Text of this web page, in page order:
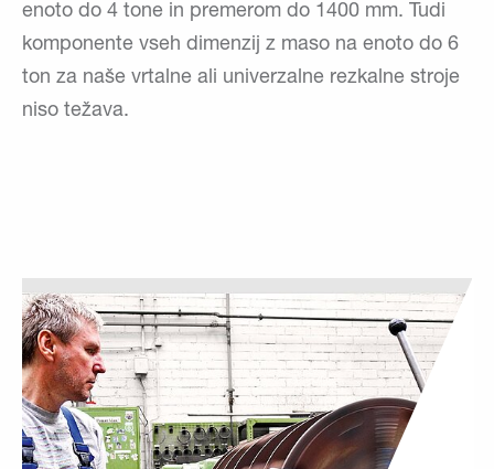
enoto do 4 tone in premerom do 1400 mm. Tudi
komponente vseh dimenzij z maso na enoto do 6
ton za naše vrtalne ali univerzalne rezkalne stroje
niso težava.